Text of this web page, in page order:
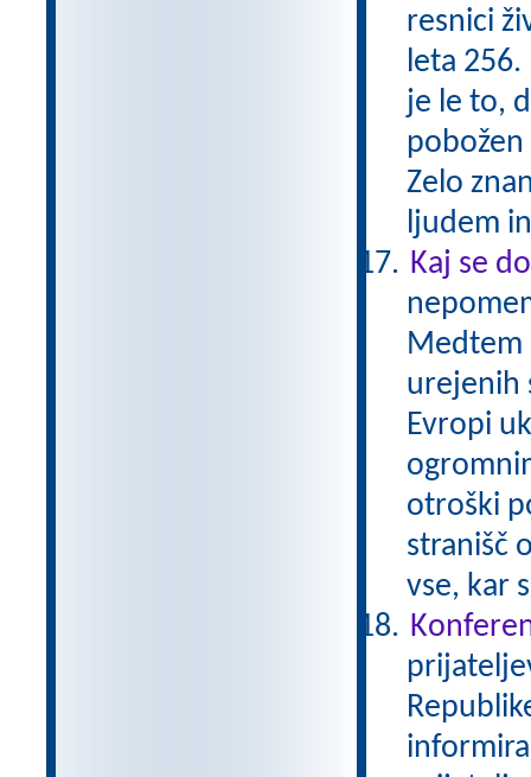
resnici
leta
je le to,
Zelo
ljudem
Kaj se
Medtem
urejenih
Evropi
otroški
stranišč
vse, kar